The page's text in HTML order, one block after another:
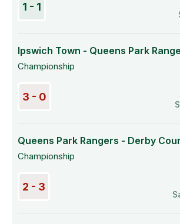
1 - 1
Ipswich Town - Queens Park
Championship
3 - 0
Queens Park Rangers - Derby
Championship
2 - 3